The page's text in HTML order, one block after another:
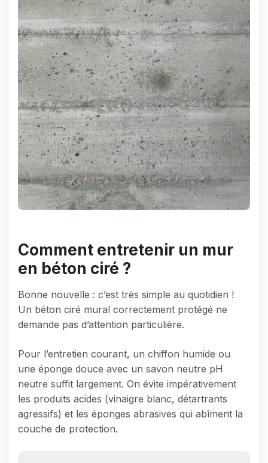
Comment entretenir un mur
en béton ciré ?
Bonne nouvelle : c’est très simple au quotidien !
Un béton ciré mural correctement protégé ne
demande pas d’attention particulière.
Pour l’entretien courant, un chiffon humide ou
une éponge douce avec un savon neutre pH
neutre suffit largement. On évite impérativement
les produits acides (vinaigre blanc, détartrants
agressifs) et les éponges abrasives qui abîment la
couche de protection.